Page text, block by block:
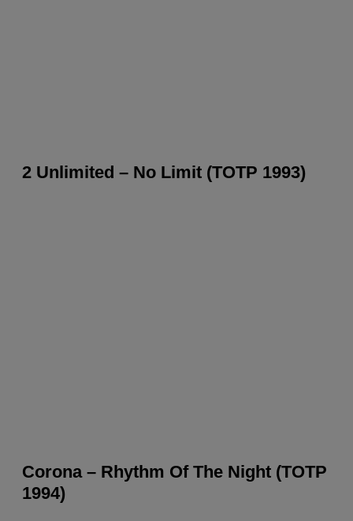
2 Unlimited – No Limit (TOTP 1993)
Corona – Rhythm Of The Night (TOTP
1994)